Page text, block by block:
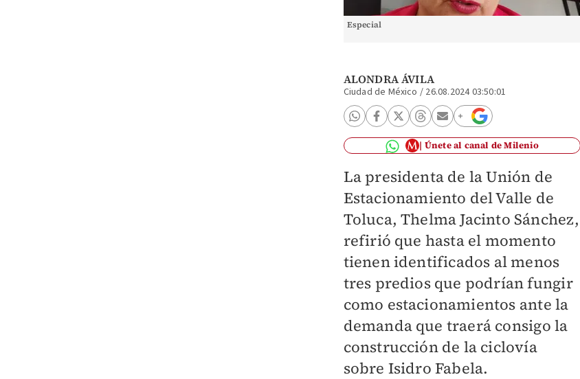
Especial
ALONDRA ÁVILA
Ciudad de México / 26.08.2024 03:50:01
Únete al canal de Milenio
La presidenta de la Unión de
Estacionamiento del Valle de
Toluca, Thelma Jacinto Sánchez,
refirió que hasta el momento
tienen identificados al menos
tres predios que podrían fungir
como estacionamientos ante la
demanda que traerá consigo la
construcción de la ciclovía
sobre Isidro Fabela.